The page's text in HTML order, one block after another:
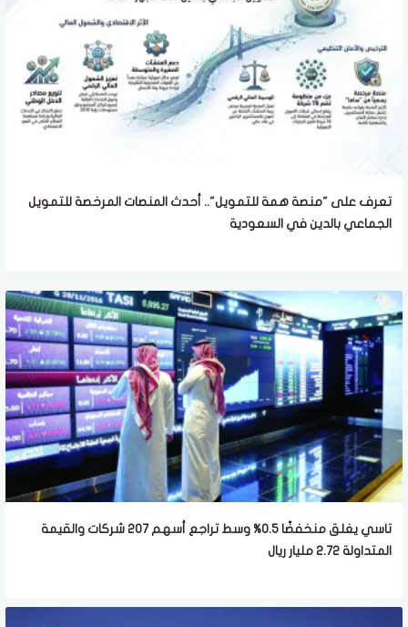
تعرف على "منصة همة للتمويل".. أحدث المنصات المرخصة للتمويل
الجماعي بالدين في السعودية
تاسي يغلق منخفضًا 0.5% وسط تراجع أسهم 207 شركات والقيمة
المتداولة 2.72 مليار ريال